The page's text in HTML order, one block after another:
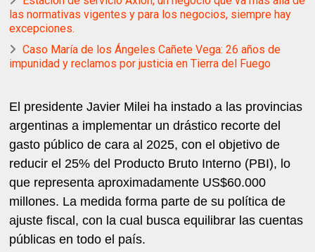
las normativas vigentes y para los negocios, siempre hay
excepciones.
Caso María de los Ángeles Cañete Vega: 26 años de
impunidad y reclamos por justicia en Tierra del Fuego
El presidente Javier Milei ha instado a las provincias
argentinas a implementar un drástico recorte del
gasto público de cara al 2025, con el objetivo de
reducir el 25% del Producto Bruto Interno (PBI), lo
que representa aproximadamente US$60.000
millones. La medida forma parte de su política de
ajuste fiscal, con la cual busca equilibrar las cuentas
públicas en todo el país.